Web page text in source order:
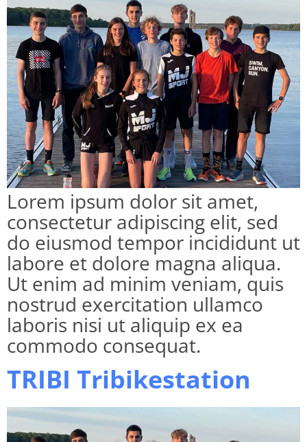
Lorem ipsum dolor sit amet,
consectetur adipiscing elit, sed
do eiusmod tempor incididunt ut
labore et dolore magna aliqua.
Ut enim ad minim veniam, quis
nostrud exercitation ullamco
laboris nisi ut aliquip ex ea
commodo consequat.
TRIBI Tribikestation